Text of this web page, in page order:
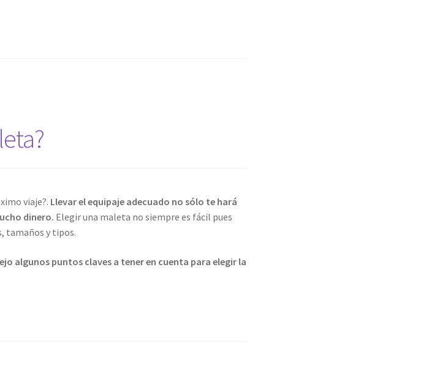
viaje?. Llevar el equipaje adecuado no sólo te hará
dinero. Elegir una maleta no siempre es fácil pues
tamaños y tipos.
algunos puntos claves a tener en cuenta para elegir la